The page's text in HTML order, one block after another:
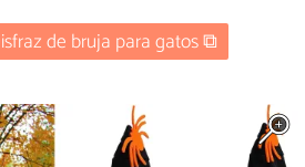
de bruja para gatos ⧉